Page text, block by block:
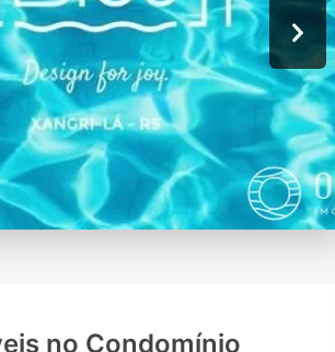
no Condomínio